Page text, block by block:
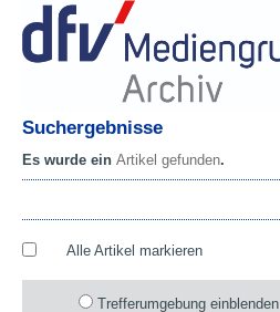
Suchergebnisse
Es wurde ein Artikel gefunden.
Alle Artikel markieren
Trefferumgebung einblenden